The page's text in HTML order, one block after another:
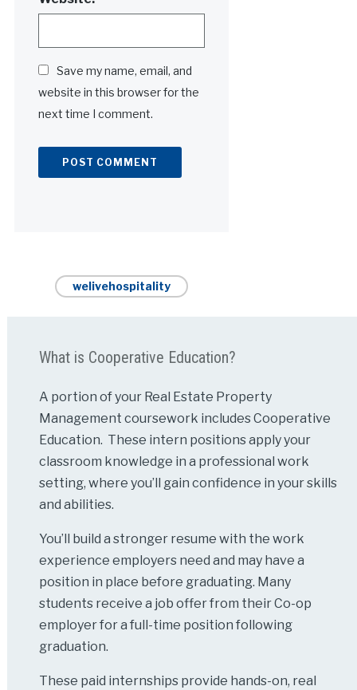
Save my name, email, and
website in this browser for the
next time I comment.
welivehospitality
What is Cooperative Education?
A portion of your Real Estate Property
Management coursework includes Cooperative
Education. These intern positions apply your
classroom knowledge in a professional work
setting, where you’ll gain confidence in your skills
and abilities.
You’ll build a stronger resume with the work
experience employers need and may have a
position in place before graduating. Many
students receive a job offer from their Co-op
employer for a full-time position following
graduation.
These paid internships provide hands-on, real